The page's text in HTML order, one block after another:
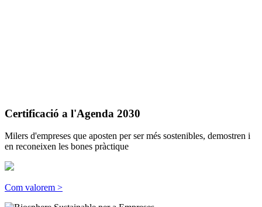
Certificació a l'Agenda 2030
Milers d'empreses que aposten per ser més sostenibles, demostren i
en reconeixen les bones pràctique
Com valorem >